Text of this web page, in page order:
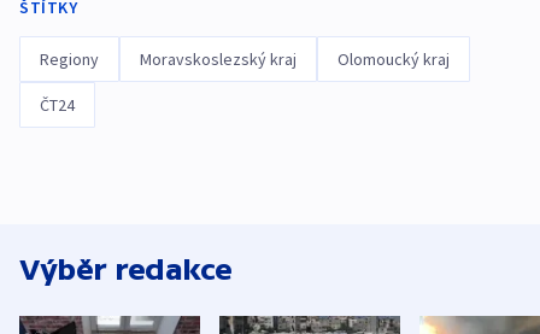
ŠTÍTKY
Regiony Moravskoslezský kraj Olomoucký kraj
ČT24
Výběr redakce